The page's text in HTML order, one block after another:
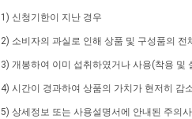
1) 신청기한이 지난 경우
2) 소비자의 과실로 인해 상품 및 구성품의
3) 개봉하여 이미 섭취하였거나 사용(착용 및
4) 시간이 경과하여 상품의 가치가 현저히 감
5) 상세정보 또는 사용설명서에 안내된 주의